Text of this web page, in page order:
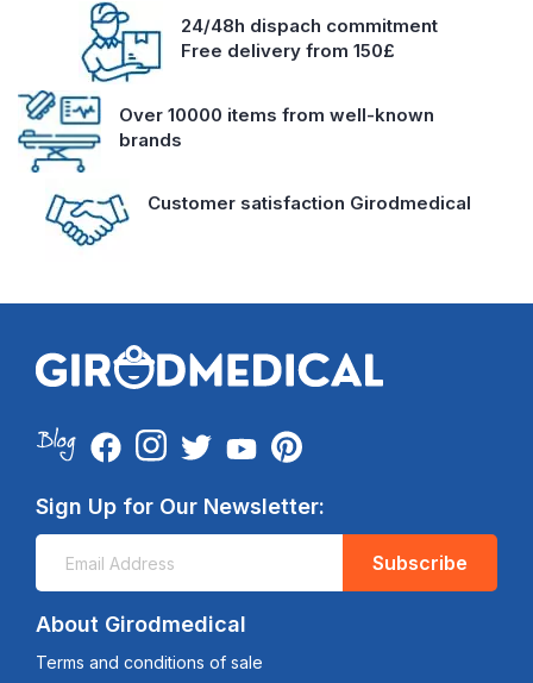
24/48h dispach commitment
Free delivery from 150£
Over 10000 items from well-known
brands
Customer satisfaction Girodmedical
Sign Up for Our Newsletter:
Subscribe
About Girodmedical
Terms and conditions of sale